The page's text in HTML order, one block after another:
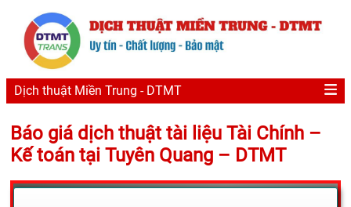
Dịch thuật Miền Trung - DTMT
Báo giá dịch thuật tài liệu Tài Chính –
Kế toán tại Tuyên Quang – DTMT